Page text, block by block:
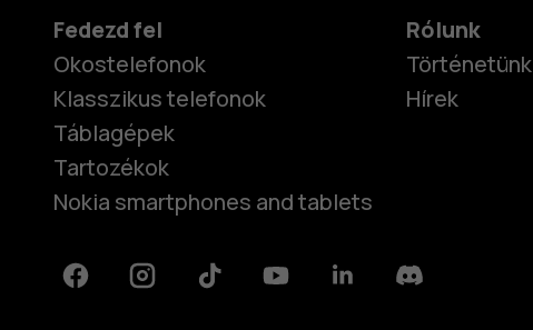
Fedezd fel
Okostelefonok
Klasszikus telefonok
Táblagépek
Tartozékok
Nokia smartphones and tablets
Rólunk
Történetünk
Hírek
FacebookInstagramTiktok YoutubeLinkedinDiscord